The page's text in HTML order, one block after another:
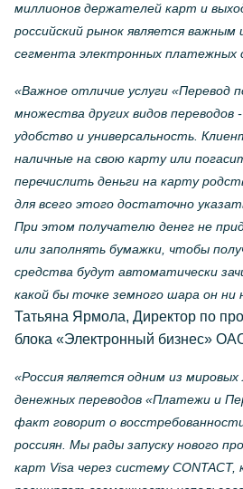
миллионов держателей карт и
российский рынок является важным
сегмента электронных платежных
«Важное отличие услуги «Перевод
множества других видов переводов
удобство и универсальность.
наличные на свою карту или
перечислить деньги на карту
для всего этого достаточно
При этом получателю денег не
или заполнять бумажки, чтобы
средства будут автоматически
какой бы точке земного шара он ни
Татьяна Ярмола, Директор по
блока «Электронный бизнес»
«Россия является одним из
денежных переводов «Платежи и
факт говорит о
россиян. Мы рады запуску нового
карт Visa через систему